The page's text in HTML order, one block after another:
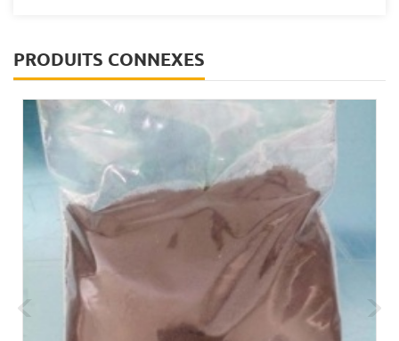
PRODUITS CONNEXES